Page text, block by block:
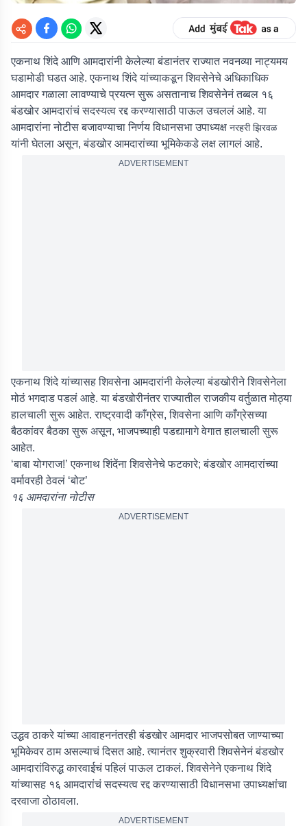
एकनाथ शिंदे आणि आमदारांनी केलेल्या बंडानंतर राज्यात नवनव्या नाट्यमय
घडामोडी घडत आहे. एकनाथ शिंदे यांच्याकडून शिवसेनेचे अधिकाधिक
आमदार गळाला लावण्याचे प्रयत्न सुरू असतानाच शिवसेनेनं तब्बल १६
बंडखोर आमदारांचं सदस्यत्व रद्द करण्यासाठी पाऊल उचललं आहे. या
आमदारांना नोटीस बजावण्याचा निर्णय विधानसभा उपाध्यक्ष नरहरी झिरवळ
यांनी घेतला असून, बंडखोर आमदारांच्या भूमिकेकडे लक्ष लागलं आहे.
ADVERTISEMENT
एकनाथ शिंदे यांच्यासह शिवसेना आमदारांनी केलेल्या बंडखोरीने शिवसेनेला
मोठं भगदाड पडलं आहे. या बंडखोरीनंतर राज्यातील राजकीय वर्तुळात मोठ्या
हालचाली सुरू आहेत. राष्ट्रवादी काँग्रेस, शिवसेना आणि काँग्रेसच्या
बैठकांवर बैठका सुरू असून, भाजपच्याही पडद्यामागे वेगात हालचाली सुरू
आहेत.
‘बाबा योगराज!’ एकनाथ शिंदेंना शिवसेनेचे फटकारे; बंडखोर आमदारांच्या
वर्मावरही ठेवलं ‘बोट’
१६ आमदारांना नोटीस
ADVERTISEMENT
उद्धव ठाकरे यांच्या आवाहननंतरही बंडखोर आमदार भाजपसोबत जाण्याच्या
भूमिकेवर ठाम असल्याचं दिसत आहे. त्यानंतर शुक्रवारी शिवसेनेनं बंडखोर
आमदारांविरुद्ध कारवाईचं पहिलं पाऊल टाकलं. शिवसेनेने एकनाथ शिंदे
यांच्यासह १६ आमदारांचं सदस्यत्व रद्द करण्यासाठी विधानसभा उपाध्यक्षांचा
दरवाजा ठोठावला.
ADVERTISEMENT